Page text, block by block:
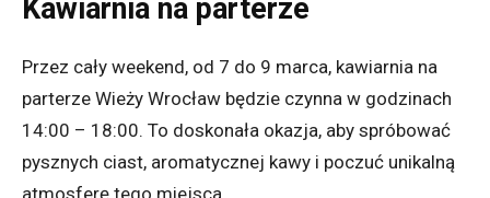
Kawiarnia na parterze
Przez cały weekend, od 7 do 9 marca, kawiarnia na
parterze Wieży Wrocław będzie czynna w godzinach
14:00 – 18:00. To doskonała okazja, aby spróbować
pysznych ciast, aromatycznej kawy i poczuć unikalną